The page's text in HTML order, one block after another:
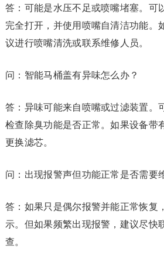
答：可能是水压不足或喷嘴堵塞。可
完全打开，并使用喷嘴自清洁功能。
议进行喷嘴清洗或联系维修人员。
问：智能马桶盖有异味怎么办？
答：异味可能来自喷嘴或过滤装置。
检查除臭功能是否正常。如果设备带
更换滤芯。
问：出现报警声但功能正常是否需要
答：如果只是偶尔报警并能正常恢复
示。但如果频繁出现报警，建议尽快
查。